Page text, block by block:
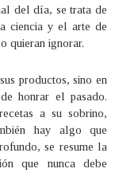
del día, se trata de
ciencia y el arte de
quieran ignorar.
productos, sino en
honrar el pasado.
a su sobrino,
hay algo que
se resume la
que nunca debe